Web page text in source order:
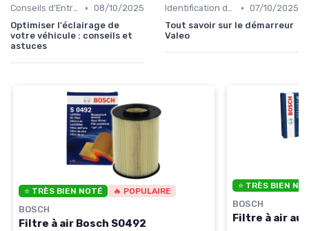
Conseils d'Entretien Auto • 08/10/2025
Optimiser l'éclairage de
votre véhicule : conseils et
astuces
Identification de la Pièce Nécessaire • 07/10/2025
Tout savoir sur le démarreur
Valeo
⭐ TRÈS BIEN NOTÉ 🔥 POPULAIRE
BOSCH
Filtre à air Bosch S0492
⭐ TRÈS BIEN
BOSCH
Filtre à air